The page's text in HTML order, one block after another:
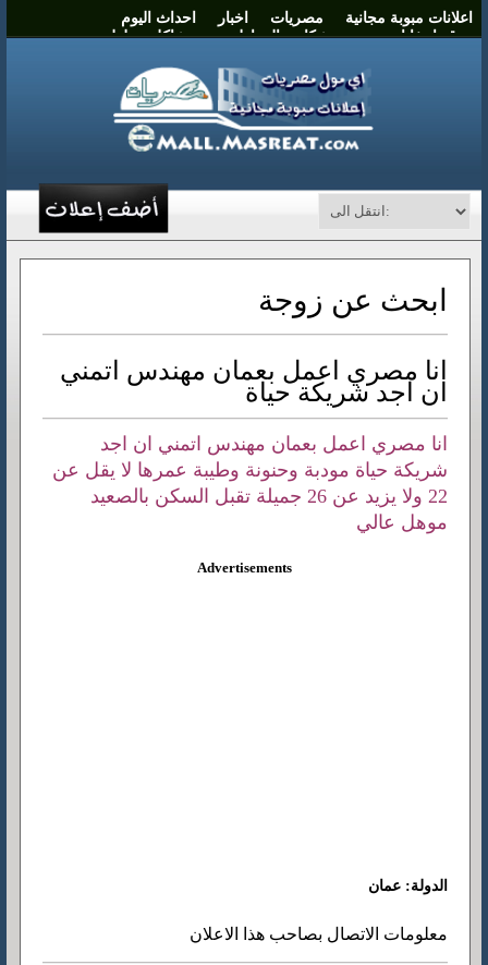
اعلانات مبوبة مجانية مصريات اخبار
احداث اليوم
موقع انتخابات مصر
شكاوي المواطنين
مشاكل وحلول
ابحث عن زوجة
انا مصري اعمل بعمان مهندس اتمني
ان اجد شريكة حياة
انا مصري اعمل بعمان مهندس اتمني ان اجد
شريكة حياة مودبة وحنونة وطيبة عمرها لا يقل عن
22 ولا يزيد عن 26 جميلة تقبل السكن بالصعيد
موهل عالي
Advertisements
الدولة: عمان
معلومات الاتصال بصاحب هذا الاعلان